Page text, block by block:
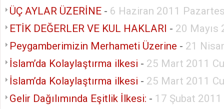
ÜÇ AYLAR ÜZERİNE - 6 Haziran 2011
ETİK DEĞERLER VE KUL HAKLARI - 20 Mayıs
Peygamberimizin Merhameti Üzerine - 21
İslam’da Kolaylaştırma ilkesi - 25 Mart 2011
İslam’da Kolaylaştırma ilkesi - 25 Mart 2011
Gelir Dağılımında Eşitlik İlkesi: - 17 Şubat